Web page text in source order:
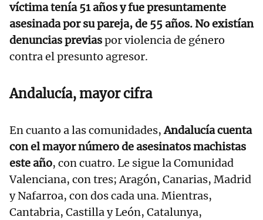
víctima tenía 51 años y fue presuntamente
asesinada por su pareja, de 55 años. No existían
denuncias previaspor violencia de género
contra el presunto agresor.
Andalucía, mayor cifra
En cuanto a las comunidades,Andalucía cuenta
con el mayor número de asesinatos machistas
este año, con cuatro. Le sigue la Comunidad
Valenciana, con tres; Aragón, Canarias, Madrid
y Nafarroa, con dos cada una. Mientras,
Cantabria, Castilla y León, Catalunya,